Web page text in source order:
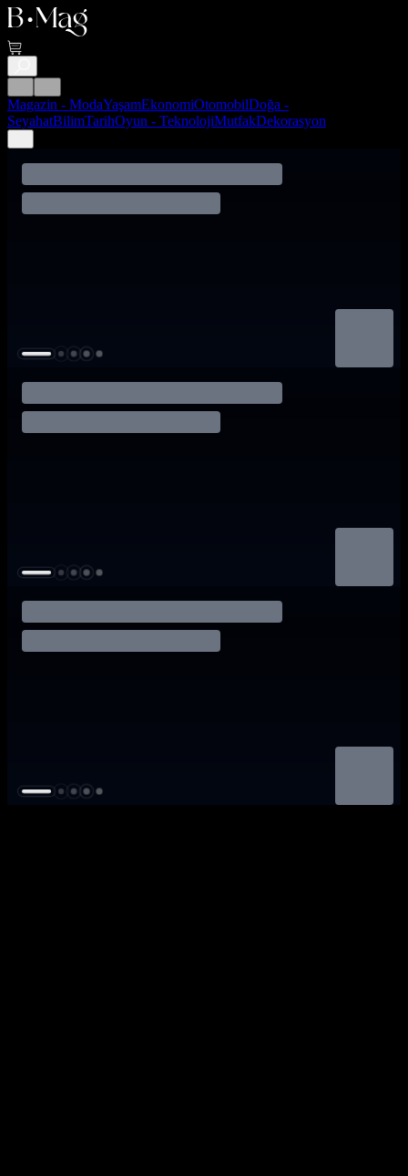
Magazin - ModaYaşamEkonomiOtomobilDoğa -
SeyahatBilimTarihOyun - TeknolojiMutfakDekorasyon